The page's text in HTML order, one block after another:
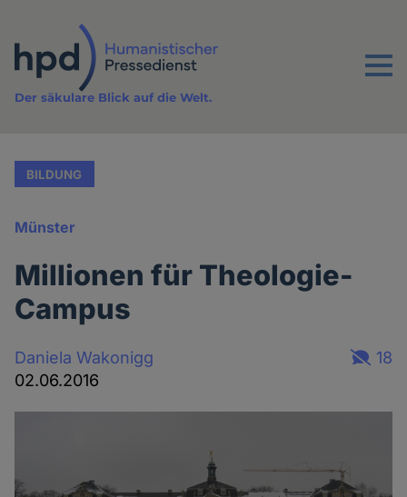
Inhalt
Menu
Der säkulare Blick auf die Welt.
BILDUNG
Münster
Millionen für Theologie-
Campus
Daniela Wakonigg
02.06.2016
18